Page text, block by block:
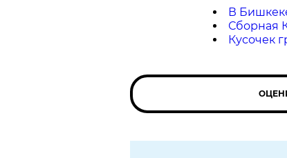
В
Сборная
Кусочек